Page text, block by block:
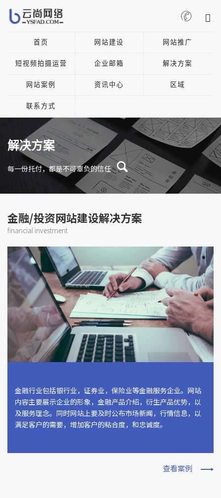
首页 网站建设 网站推广
短视频拍摄运营 企业邮箱 解决方案
网站案例 资讯中心 区域
联系方式
解决方案
每一份托付，都是不可辜负的信任
金融/投资网站建设解决方案
financial investment
金融行业包括银行业，证券业，保险业等金融服务企业。网站
内容主要展示企业的形象，金融产品介绍，衍生产品优势，以
及服务理念。同时网站上要及时公布市场新闻，行情信息，以
满足客户的需要，增加客户的粘合度，和忠诚度。
查看案例